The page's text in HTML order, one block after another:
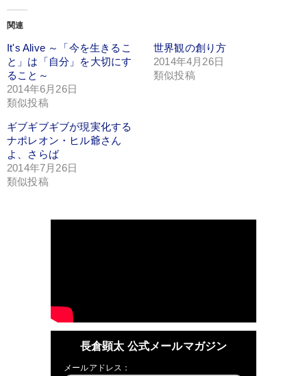
関連
It's Alive ～「今を生きるこ
と」は「自分」を大切にす
ること～
2014年6月26日
類似投稿
世界観の創り方
2014年4月26日
類似投稿
ギブギブギブが現実化する
ナポレオン・ヒル爺さん
よ、さらば
2014年7月26日
類似投稿
長倉顕太 公式メールマガジン
メールアドレス：